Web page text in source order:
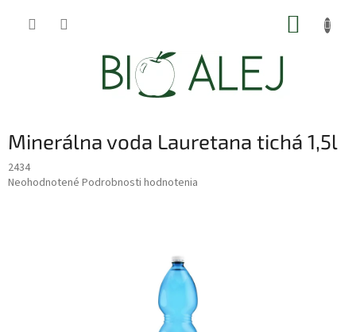
Minerálna voda Lauretana tichá 1,5l
2434
Priemerné
Neohodnotené Podrobnosti hodnotenia